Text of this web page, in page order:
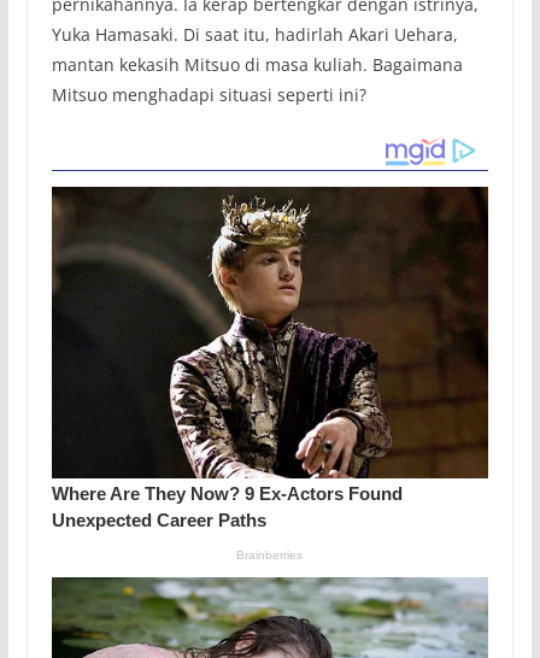
Yuka Hamasaki. Di saat itu, hadirlah Akari Uehara,
mantan kekasih Mitsuo di masa kuliah. Bagaimana
Mitsuo menghadapi situasi seperti ini?